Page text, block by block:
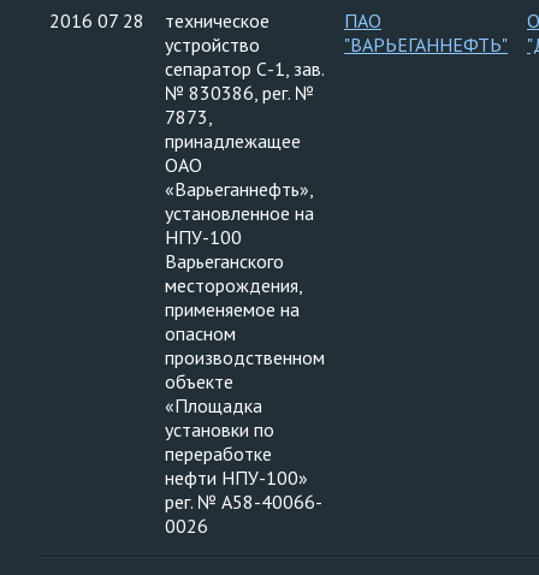
2016 07 28
техническое
устройство
сепаратор С-1, зав.
№ 830386, рег. №
7873,
принадлежащее
ОАО
«Варьеганнефть»,
установленное на
НПУ-100
Варьеганского
месторождения,
применяемое на
опасном
производственном
объекте
«Площадка
установки по
переработке
нефти НПУ-100»
рег. № А58-40066-
0026
ПАО
"ВАРЬЕГАННЕФТЬ"